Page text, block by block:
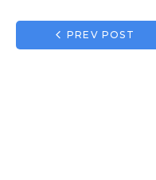
Navigation
de
PREV POST